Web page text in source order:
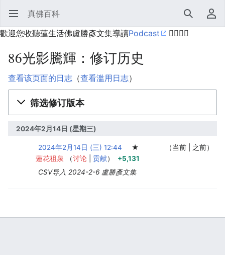
打开主菜单 真佛百科 搜索
用户菜单
歡迎您收聽蓮生活佛盧勝彥文集導讀Podcast 🙋‍♂️🙋‍♀️
86光影騰輝：修订历史
查看该页面的日志 （查看滥用日志）
筛选修订版本
2024年2月14日 (星期三)
当前 之前
2024年2月14日 (三) 12:44
蓮花祖泉
讨论 贡献
+5,131
CSV导入 2024-2-6 盧勝彥文集
★